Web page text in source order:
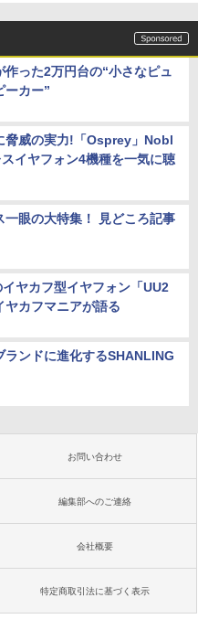
作った2万円台の“小さなピュ
ーカー”
脅威の実力!「Osprey」Nobl
イヤフォン4機種を一気に聴
一眼の大特集！ 見どころ記事
ヤカフ型イヤフォン「UU2
ヤカフマニアが語る
ランドに進化するSHANLING
お問い合わせ
編集部へのご連絡
会社概要
特定商取引法に基づく表示